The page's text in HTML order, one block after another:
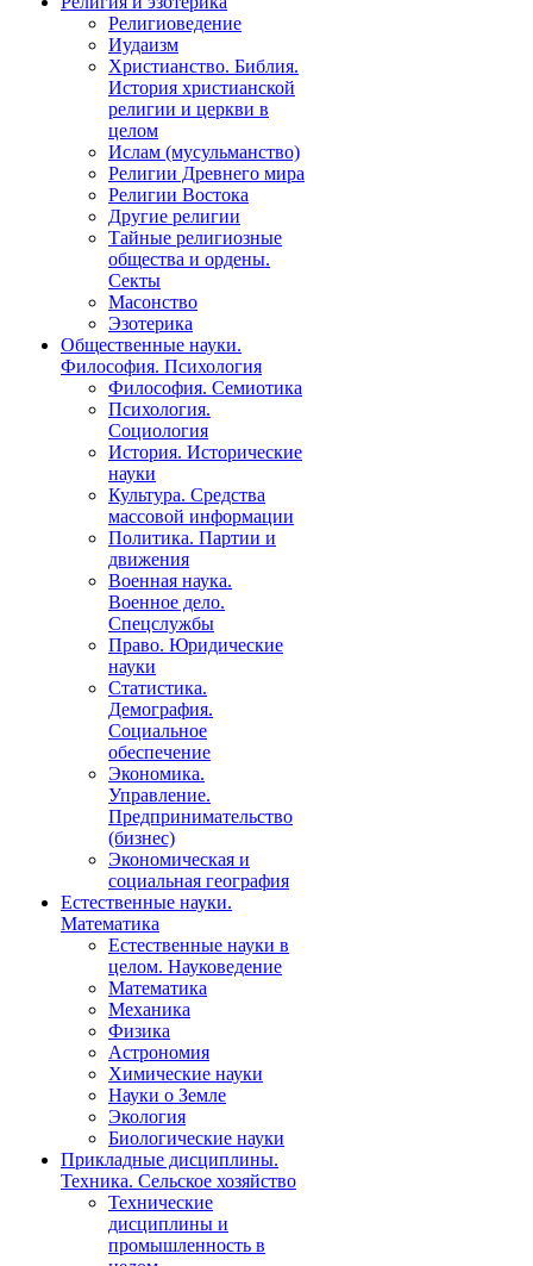
Религиоведение
Иудаизм
Христианство. Библия.
История христианской
религии и церкви в
целом
Ислам (мусульманство)
Религии Древнего мира
Религии Востока
Другие религии
Тайные религиозные
общества и ордены.
Секты
Масонство
Эзотерика
Общественные науки.
Философия. Психология
Философия. Семиотика
Психология.
Социология
История. Исторические
науки
Культура. Средства
массовой информации
Политика. Партии и
движения
Военная наука.
Военное дело.
Спецслужбы
Право. Юридические
науки
Статистика.
Демография.
Социальное
обеспечение
Экономика.
Управление.
Предпринимательство
(бизнес)
Экономическая и
социальная география
Естественные науки.
Математика
Естественные науки в
целом. Науковедение
Математика
Механика
Физика
Астрономия
Химические науки
Науки о Земле
Экология
Биологические науки
Прикладные дисциплины.
Техника. Сельское хозяйство
Технические
дисциплины и
промышленность в